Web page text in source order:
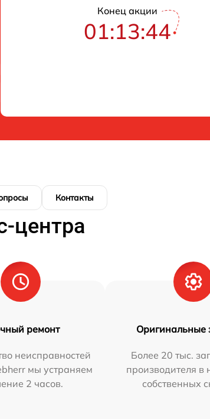
Конец акции
01:13:43
Контакты
центра
ремонт
неисправностей
мы устраняем
2 часов.
Оригинальные
Более 20 тыс.
производителя в
собственных